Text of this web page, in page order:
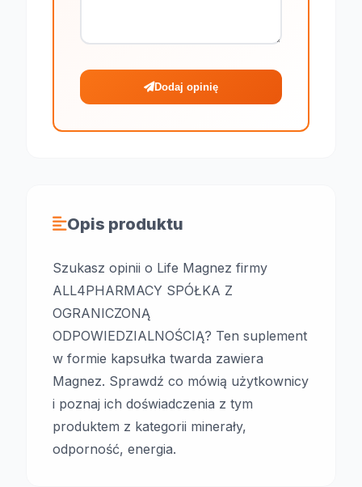
Dodaj opinię
Opis produktu
Szukasz opinii o Life Magnez firmy
ALL4PHARMACY SPÓŁKA Z
OGRANICZONĄ
ODPOWIEDZIALNOŚCIĄ? Ten suplement
w formie kapsułka twarda zawiera
Magnez. Sprawdź co mówią użytkownicy
i poznaj ich doświadczenia z tym
produktem z kategorii minerały,
odporność, energia.